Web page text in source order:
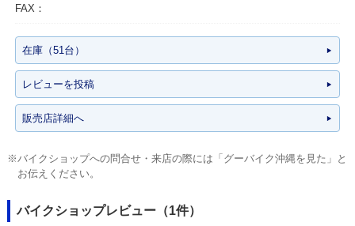
FAX：
在庫（51台）
レビューを投稿
販売店詳細へ
※バイクショップへの問合せ・来店の際には「グーバイク沖縄を見た」と
お伝えください。
バイクショップレビュー（1件）